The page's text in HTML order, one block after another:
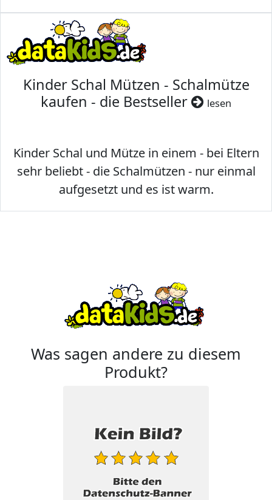
Kinder Schal Mützen - Schalmütze
kaufen - die Bestseller
lesen
Kinder Schal und Mütze in einem - bei Eltern
sehr beliebt - die Schalmützen - nur einmal
aufgesetzt und es ist warm.
Was sagen andere zu diesem
Produkt?